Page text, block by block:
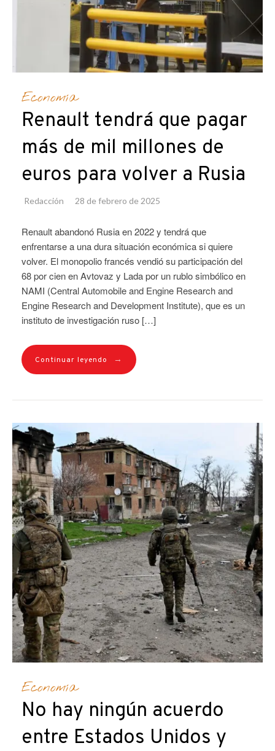
Economía
Renault tendrá que pagar
más de mil millones de
euros para volver a Rusia
Redacción 28 de febrero de 2025
Renault abandonó Rusia en 2022 y tendrá que
enfrentarse a una dura situación económica si quiere
volver. El monopolio francés vendió su participación del
68 por cien en Avtovaz y Lada por un rublo simbólico en
NAMI (Central Automobile and Engine Research and
Engine Research and Development Institute), que es un
instituto de investigación ruso […]
Continuar leyendo →
Economía
No hay ningún acuerdo
entre Estados Unidos y